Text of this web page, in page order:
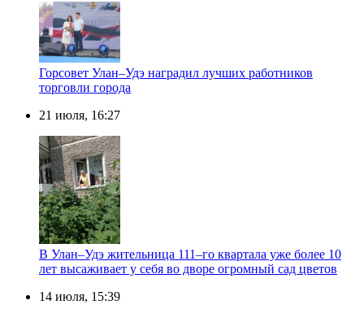
Горсовет Улан–Удэ наградил лучших работников
торговли города
21 июля, 16:27
В Улан–Удэ жительница 111–го квартала уже более 10
лет высаживает у себя во дворе огромный сад цветов
14 июля, 15:39